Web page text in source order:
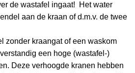
de wastafel ingaat! Het water
aan de kraan of d.m.v. de twee
zonder kraangat of een waskom
een hoge (wastafel-)
Deze verhoogde kranen hebben